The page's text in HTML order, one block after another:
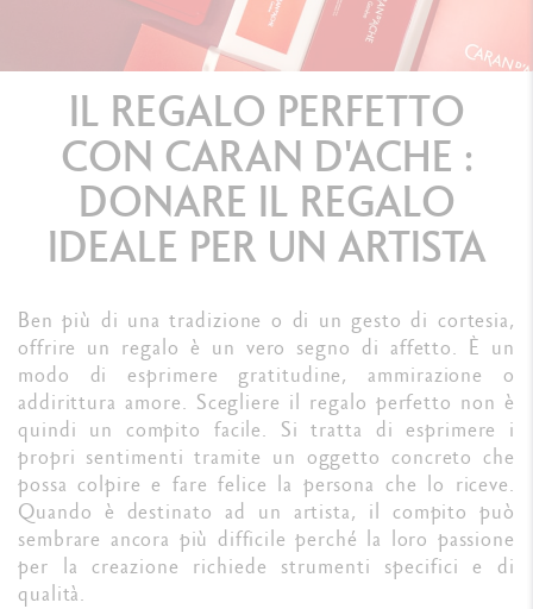
IL REGALO PERFETTO
CON CARAN D'ACHE :
DONARE IL REGALO
IDEALE PER UN ARTISTA
Ben più di una tradizione o di un gesto di cortesia,
offrire un regalo è un vero segno di affetto. È un
modo di esprimere gratitudine, ammirazione o
addirittura amore. Scegliere il regalo perfetto non è
quindi un compito facile. Si tratta di esprimere i
propri sentimenti tramite un oggetto concreto che
possa colpire e fare felice la persona che lo riceve.
Quando è destinato ad un artista, il compito può
sembrare ancora più difficile perché la loro passione
per la creazione richiede strumenti specifici e di
qualità.